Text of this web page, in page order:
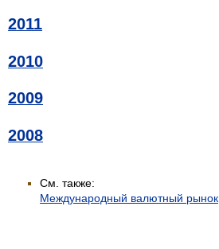
2011
2010
2009
2008
См. также:
Международный валютный рынок